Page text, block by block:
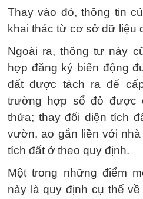
Thay vào đó, thông tin
khai thác từ cơ sở dữ liệu
Ngoài ra, thông tư này
hợp đăng ký biến động
đất được tách ra để
trường hợp sổ đỏ được
thửa; thay đổi diện tích
vườn, ao gắn liền với
tích đất ở theo quy định.
Một trong những điểm
này là quy định cụ thể